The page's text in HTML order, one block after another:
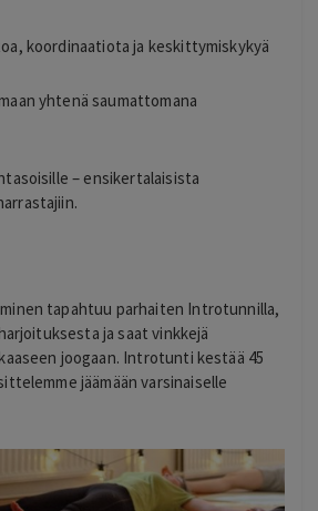
koordinaatiota ja keskittymiskykyä
yhtenä saumattomana
– ensikertalaisista
tapahtuu parhaiten Introtunnilla,
ja saat vinkkejä
joogaan. Introtunti kestää 45
jäämään varsinaiselle